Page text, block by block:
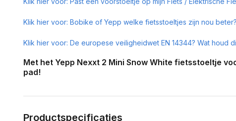
Klik hier voor: Bobike of Yepp welke fietsstoeltjes zijn nou beter?
Klik hier voor: De europese veiligheidwet EN 14344? Wat houd
Met het Yepp Nexxt 2 Mini Snow White fietsstoeltje
pad!
Productspecificaties